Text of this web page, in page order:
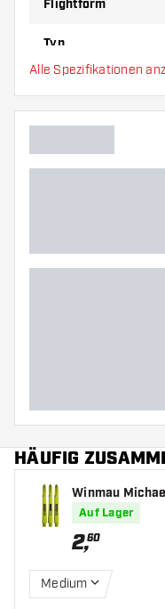
Flightform
Typ
Hauptfarbe
Alle Spezifikationen
HÄUFIG
Winmau
p MvG Design -
Auf Lager
2,60
Medium